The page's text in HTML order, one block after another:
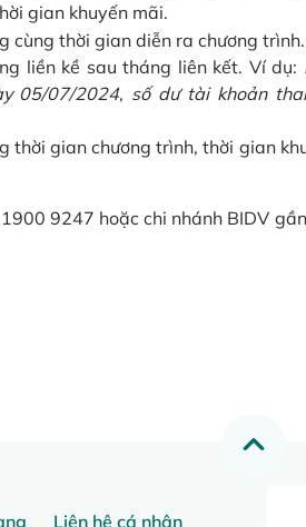
gian khuyến mãi.
cùng thời gian diễn ra chương trình.
liền kề sau tháng liên kết. Ví dụ:
05/07/2024, số dư tài khoản
thời gian chương trình, thời gian
9247 hoặc chi nhánh BIDV
Liên hệ cá nhân